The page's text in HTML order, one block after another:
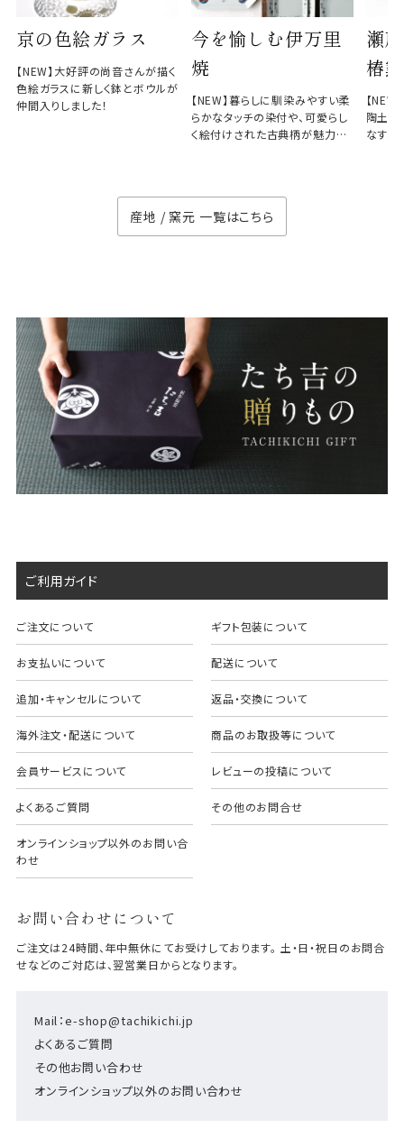
京の色絵ガラス
【NEW】大好評の尚音さんが描く
色絵ガラスに新しく鉢とボウルが
仲間入りしました！
今を愉しむ伊万里
焼
【NEW】暮らしに馴染みやすい柔
らかなタッチの染付や、可愛らし
く絵付けされた古典柄が魅力の
瀬
椿窯
【
陶土と
なす、
産地 / 窯元 一覧はこちら
ご利用ガイド
ご注文について ギフト包装について
お支払いについて 配送について
追加・キャンセルについて 返品・交換について
海外注文・配送について 商品のお取扱等について
会員サービスについて レビューの投稿について
よくあるご質問 その他のお問合せ
オンラインショップ以外のお問い合
わせ
お問い合わせについて
Mail：e-shop@tachikichi.jp
よくあるご質問
その他お問い合わせ
オンラインショップ以外のお問い合わせ
ご注文は24時間、年中無休にてお受けしております。 土・日・祝日のお問合
せなどのご対応は、翌営業日からとなります。